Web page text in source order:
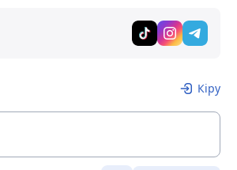
Кіру